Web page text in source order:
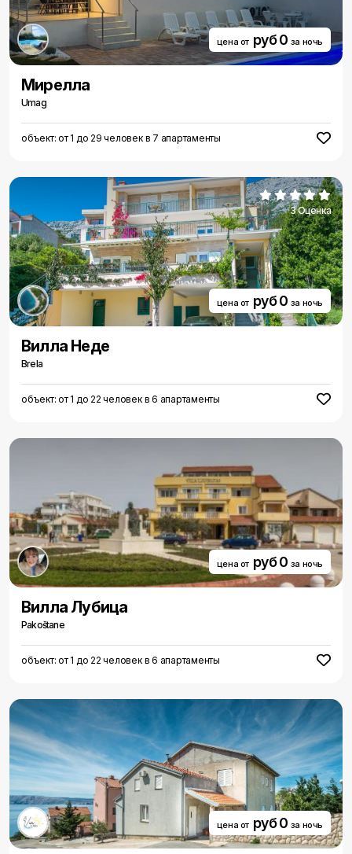
цена от руб 0 за ночь
Мирелла
Umag
объект: от 1 до 29 человек в 7 апартаменты
3 Оценка
цена от руб 0 за ночь
Вилла Неде
Brela
объект: от 1 до 22 человек в 6 апартаменты
цена от руб 0 за ночь
Вилла Лубица
Pakoštane
объект: от 1 до 22 человек в 6 апартаменты
цена от руб 0 за ночь